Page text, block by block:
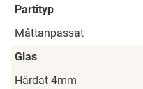
Partityp
Måttanpassat
Glas
Härdat 4mm